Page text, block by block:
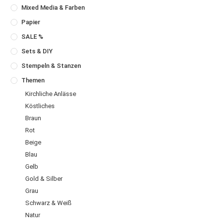
Mixed Media & Farben
Papier
SALE %
Sets & DIY
Stempeln & Stanzen
Themen
Kirchliche Anlässe
Köstliches
Braun
Rot
Beige
Blau
Gelb
Gold & Silber
Grau
Schwarz & Weiß
Natur